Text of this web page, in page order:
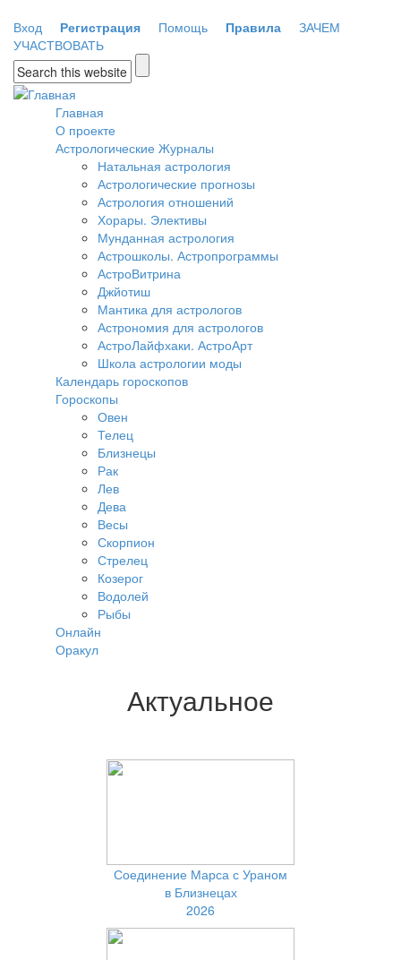
Вход
Регистрация Помощь Правила
ЗАЧЕМ
УЧАСТВОВАТЬ
Форма поиска
Главная
О проекте
Астрологические Журналы
Натальная астрология
Астрологические прогнозы
Астрология отношений
Хорары. Элективы
Мунданная астрология
Астрошколы. Астропрограммы
АстроВитрина
Джйотиш
Мантика для астрологов
Астрономия для астрологов
АстроЛайфхаки. АстроАрт
Школа астрологии моды
Календарь гороскопов
Гороскопы
Овен
Телец
Близнецы
Рак
Лев
Дева
Весы
Скорпион
Стрелец
Козерог
Водолей
Рыбы
Онлайн
Оракул
Актуальное
Соединение Марса с Ураном
в Близнецах
2026